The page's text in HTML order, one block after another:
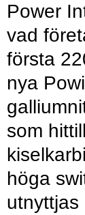
Power
vad
första
nya
som
höga
utnyttjas